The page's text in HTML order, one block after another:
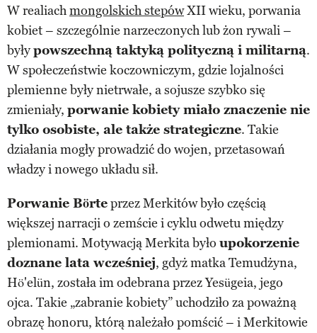
W realiachmongolskich stepówXII wieku, porwania
kobiet – szczególnie narzeczonych lub żon rywali –
byłypowszechną taktyką polityczną i militarną.
W społeczeństwie koczowniczym, gdzie lojalności
plemienne były nietrwałe, a sojusze szybko się
zmieniały, porwanie kobiety miało znaczenie nie
tylko osobiste, ale także strategiczne. Takie
działania mogły prowadzić do wojen, przetasowań
władzy i nowego układu sił.
Porwanie Börteprzez Merkitów było częścią
większej narracji o zemście i cyklu odwetu między
plemionami. Motywacją Merkita było upokorzenie
doznane lata wcześniej, gdyż matka Temudżyna,
Hö'elün, została im odebrana przez Yesügeia, jego
ojca. Takie „zabranie kobiety” uchodziło za poważną
obrazę honoru, którą należało pomścić – i Merkitowie